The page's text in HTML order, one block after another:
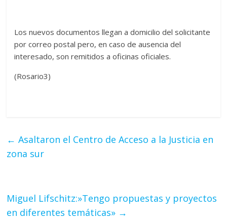
Los nuevos documentos llegan a domicilio del solicitante
por correo postal pero, en caso de ausencia del
interesado, son remitidos a oficinas oficiales.
(Rosario3)
← Asaltaron el Centro de Acceso a la Justicia en
zona sur
Miguel Lifschitz:»Tengo propuestas y proyectos
en diferentes temáticas» →